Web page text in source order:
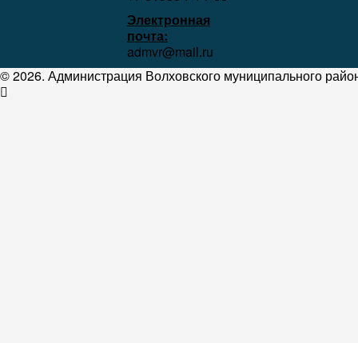
Электронная
почта:
admvr@mail.ru
© 2026. Администрация Волховского муниципального